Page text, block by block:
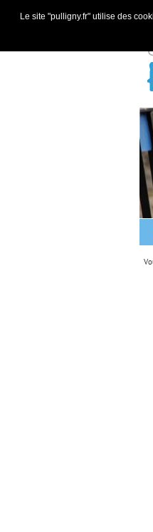
Le site "pulligny.fr" utilise des